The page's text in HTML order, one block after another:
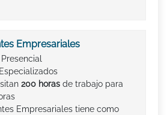
Empresariales
200 horas de trabajo para
Empresariales tiene como